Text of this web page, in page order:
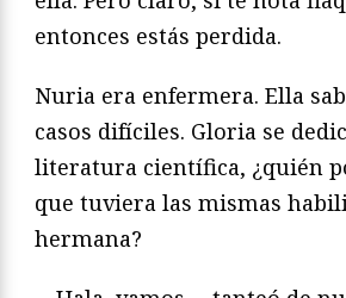
entonces estás perdida.
Nuria era enfermera. Ella
casos difíciles. Gloria se
literatura científica, ¿quién
que tuviera las mismas
hermana?